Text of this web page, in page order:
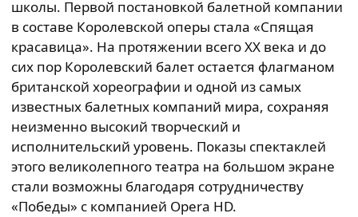
школы. Первой постановкой балетной компании
в составе Королевской оперы стала «Спящая
красавица». На протяжении всего XX века и до
сих пор Королевский балет остается флагманом
британской хореографии и одной из самых
известных балетных компаний мира, сохраняя
неизменно высокий творческий и
исполнительский уровень. Показы спектаклей
этого великолепного театра на большом экране
стали возможны благодаря сотрудничеству
«Победы» с компанией Opera HD.